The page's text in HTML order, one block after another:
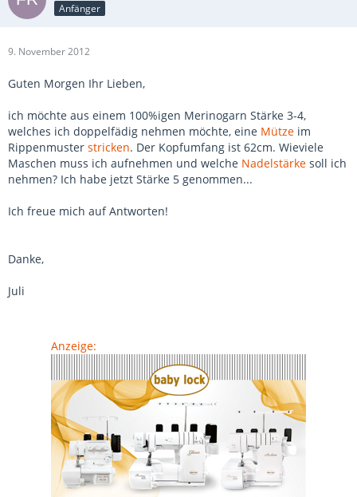
Anfänger
9. November 2012
Guten Morgen Ihr Lieben,
ich möchte aus einem 100%igen Merinogarn Stärke 3-4,
welches ich doppelfädig nehmen möchte, eine Mütze im
Rippenmuster stricken. Der Kopfumfang ist 62cm. Wieviele
Maschen muss ich aufnehmen und welche Nadelstärke soll ich
nehmen? Ich habe jetzt Stärke 5 genommen...
Ich freue mich auf Antworten!
Danke,
Juli
Anzeige: